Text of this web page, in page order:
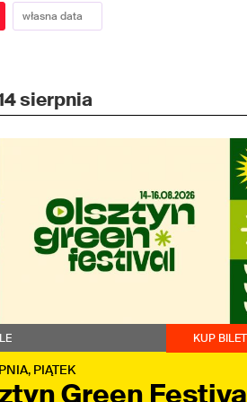
sierpnia
KUP BILET
PIĄTEK
Green